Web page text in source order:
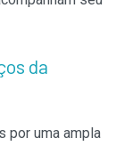
da
por uma ampla